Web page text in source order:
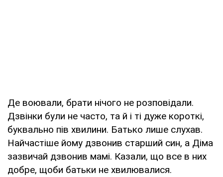
Де воювали, брати нічого не розповідали.
Дзвінки були не часто, та й і ті дуже короткі,
буквально пів хвилини. Батько лише слухав.
Найчастіше йому дзвонив старший син, а Діма
зазвичай дзвонив мамі. Казали, що все в них
добре, щоби батьки не хвилювалися.